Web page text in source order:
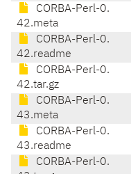
CORBA-Perl-0.
42.meta
CORBA-Perl-0.
42.readme
CORBA-Perl-0.
42.tar.gz
CORBA-Perl-0.
43.meta
CORBA-Perl-0.
43.readme
CORBA-Perl-0.